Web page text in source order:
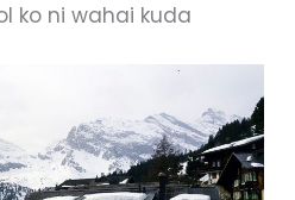
ko ni wahai kuda